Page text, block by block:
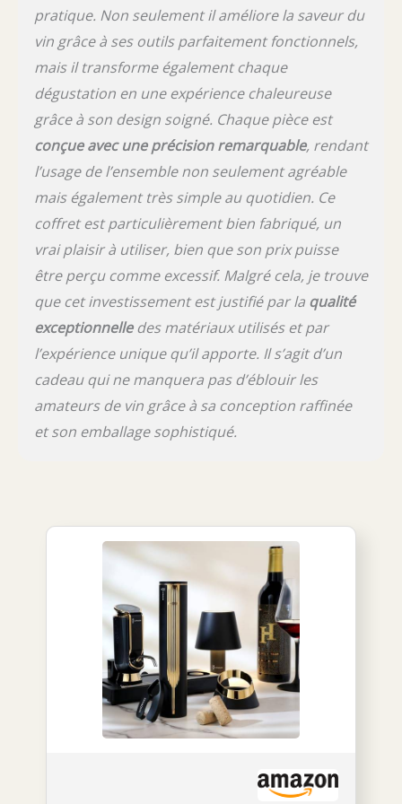
l'accès à un guide de sommelier
téléchargeable. Des notes de dégustation
d'experts et des conseils de sélection de vins
aux suggestions d'accords réfléchies, cette
ressource transforme un beau cadeau en
une expérience immersive et éducative, un
geste inestimable qui montre que vous avez
vraiment pensé à tout. Le cadeau parfait
pour toutes les occasions : présenté dans
une boîte élégante, prête à offrir, l'ensemble
Premior fait une déclaration dès le début.
Son emballage haut de gamme, orné de
détails raffinés et d'une finition luxueuse,
crée une expérience de déballage
mémorable, parfaite pour les mariages, les
anniversaires, les événements d'entreprise,
les vacances et les anniversaires. Que vous
honoriez un amateur de vin chevronné ou
que vous présentiez quelqu'un de spécial
dans le monde des beaux millésimes,
Premior veille à ce que votre cadeau se
démarque et reste dans sa mémoire.
pratique. Non seulement il améliore la saveur du
vin grâce à ses outils parfaitement fonctionnels,
mais il transforme également chaque
dégustation en une expérience chaleureuse
grâce à son design soigné. Chaque pièce est
conçue avec une précision remarquable, rendant
l’usage de l’ensemble non seulement agréable
mais également très simple au quotidien. Ce
coffret est particulièrement bien fabriqué, un
vrai plaisir à utiliser, bien que son prix puisse
être perçu comme excessif. Malgré cela, je trouve
que cet investissement est justifié par la qualité
exceptionnelledes matériaux utilisés et par
l’expérience unique qu’il apporte. Il s’agit d’un
cadeau qui ne manquera pas d’éblouir les
amateurs de vin grâce à sa conception raffinée
et son emballage sophistiqué.